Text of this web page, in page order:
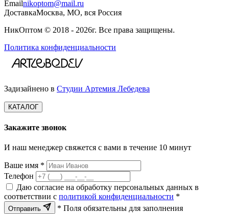
Emailnikoptom@mail.ru
ДоставкаМосква, МО, вся Россия
НикОптом © 2018 - 2026г. Все права защищены.
Политика конфиденциальности
Задизайнено в Студии Артемия Лебедева
КАТАЛОГ
Закажите звонок
И наш менеджер свяжется с вами в течение 10 минут
Ваше имя *
Телефон
Даю согласие на обработку персональных данных в
соответствии с политикой конфиденциальности *
Отправить
* Поля обязательны для заполнения